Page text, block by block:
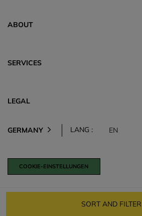
SORT AND FILTER
ABOUT
SERVICES
LEGAL
GERMANY LANG : EN
COOKIE-EINSTELLUNGEN